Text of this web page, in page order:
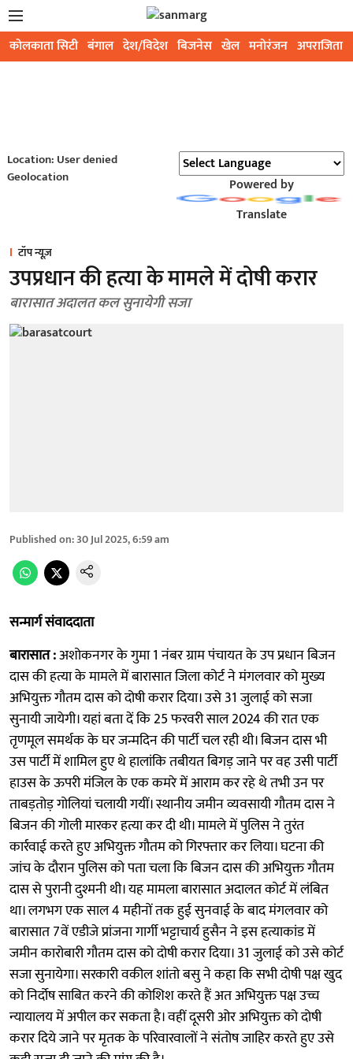
कोलकाता सिटी बंगाल देश/विदेश बिजनेस खेल मनोरंजन अपराजिता
Location: User denied
Geolocation
Powered by
Translate
टॉप न्यूज़
उपप्रधान की हत्या के मामले में दोषी करार
बारासात अदालत कल सुनायेगी सजा
Published on:30 Jul 2025, 6:59 am
सन्मार्ग संवाददाता
बारासात :अशोकनगर के गुमा 1 नंबर ग्राम पंचायत के उप प्रधान बिजन
दास की हत्या के मामले में बारासात जिला कोर्ट ने मंगलवार को मुख्य
अभियुक्त गौतम दास को दोषी करार दिया। उसे 31 जुलाई को सजा
सुनायी जायेगी। यहां बता दें कि 25 फरवरी साल 2024 की रात एक
तृणमूल समर्थक के घर जन्मदिन की पार्टी चल रही थी। बिजन दास भी
उस पार्टी में शामिल हुए थे हालांकि तबीयत बिगड़ जाने पर वह उसी पार्टी
हाउस के ऊपरी मंजिल के एक कमरे में आराम कर रहे थे तभी उन पर
ताबड़तोड़ गोलियां चलायी गयीं। स्थानीय जमीन व्यवसायी गौतम दास ने
बिजन की गोली मारकर हत्या कर दी थी। मामले में पुलिस ने तुरंत
कार्रवाई करते हुए अभियुक्त गौतम को गिरफ्तार कर लिया। घटना की
जांच के दौरान पुलिस को पता चला कि बिजन दास की अभियुक्त गौतम
दास से पुरानी दुश्मनी थी। यह मामला बारासात अदालत कोर्ट में लंबित
था। लगभग एक साल 4 महीनों तक हुई सुनवाई के बाद मंगलवार को
बारासात 7वें एडीजे प्रांजना गार्गी भट्टाचार्य हुसैन ने इस हत्याकांड में
जमीन कारोबारी गौतम दास को दोषी करार दिया। 31 जुलाई को उसे कोर्ट
सजा सुनायेगा। सरकारी वकील शांतो बसु ने कहा कि सभी दोषी पक्ष खुद
को निर्दोष साबित करने की कोशिश करते हैं अत अभियुक्त पक्ष उच्च
न्यायालय में अपील कर सकता है। वहीं दूसरी ओर अभियुक्त को दोषी
करार दिये जाने पर मृतक के परिवारवालों ने संतोष जाहिर करते हुए उसे